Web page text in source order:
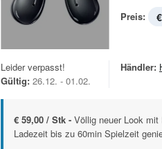
Preis:
Leider verpasst!
Gültig: 26.12. - 01.02.
Händler:
€ 59,00 / Stk - Völlig neuer Look
Ladezeit bis zu 60min Spielzeit